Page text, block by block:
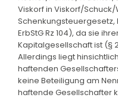
Viskorf in Viskorf/
Schenkungsteuergesetz,
ErbStG Rz 104), da sie
Kapitalgesellschaft ist (§
Allerdings liegt
haftenden
keine Beteiligung am
haftende Gesellschafter